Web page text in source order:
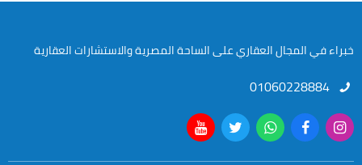
خبراء في المجال العقاري على الساحة المصرية والاستشارات العقارية
01060228884